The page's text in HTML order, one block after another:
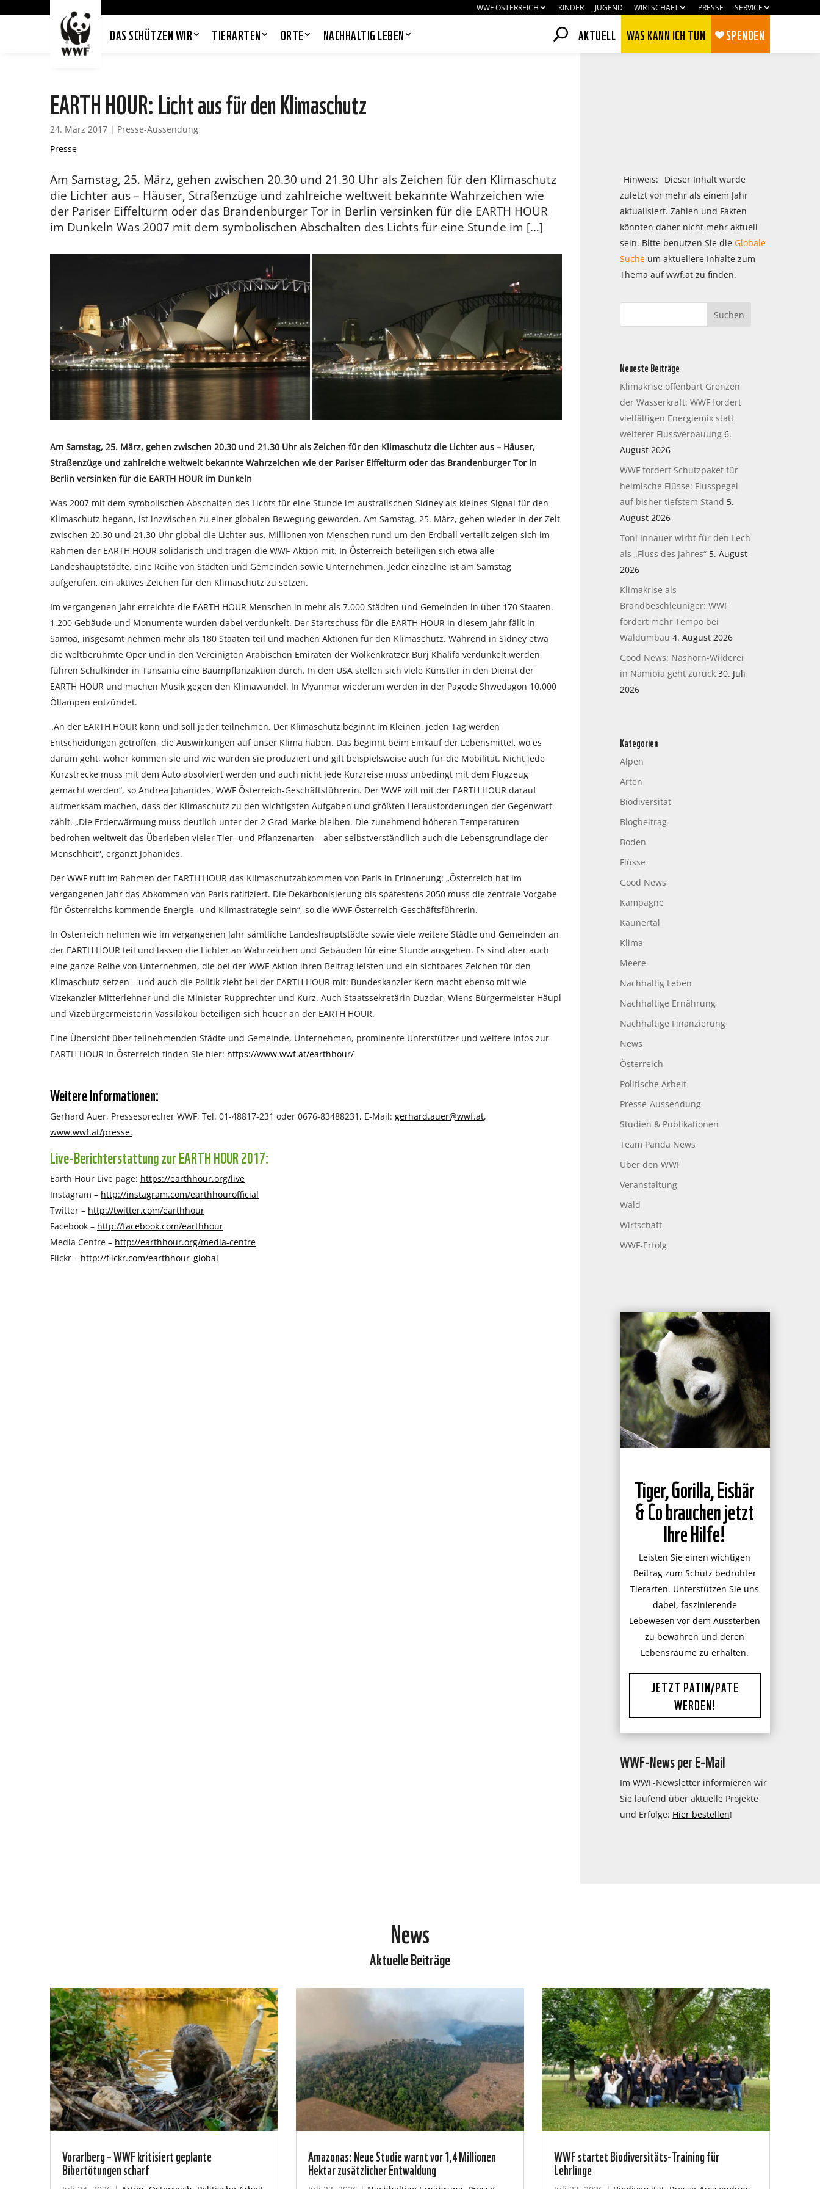
WWF ÖSTERREICH KINDER JUGEND WIRTSCHAFT PRESSE SERVICE
DAS SCHÜTZEN WIR TIERARTEN ORTE NACHHALTIG LEBEN AKTUELL WAS KANN ICH TUN SPENDEN
EARTH HOUR: Licht aus für den Klimaschutz
24. März 2017 | Presse-Aussendung
Presse
Am Samstag, 25. März, gehen zwischen 20.30 und 21.30 Uhr als Zeichen für den Klimaschutz
die Lichter aus – Häuser, Straßenzüge und zahlreiche weltweit bekannte Wahrzeichen wie
der Pariser Eiffelturm oder das Brandenburger Tor in Berlin versinken für die EARTH HOUR
im Dunkeln Was 2007 mit dem symbolischen Abschalten des Lichts für eine Stunde im […]
Am Samstag, 25. März, gehen zwischen 20.30 und 21.30 Uhr als Zeichen für den Klimaschutz die Lichter aus – Häuser,
Straßenzüge und zahlreiche weltweit bekannte Wahrzeichen wie der Pariser Eiffelturm oder das Brandenburger Tor in
Berlin versinken für die EARTH HOUR im Dunkeln
Was 2007 mit dem symbolischen Abschalten des Lichts für eine Stunde im australischen Sidney als kleines Signal für den
Klimaschutz begann, ist inzwischen zu einer globalen Bewegung geworden. Am Samstag, 25. März, gehen wieder in der Zeit
zwischen 20.30 und 21.30 Uhr global die Lichter aus. Millionen von Menschen rund um den Erdball verteilt zeigen sich im
Rahmen der EARTH HOUR solidarisch und tragen die WWF-Aktion mit. In Österreich beteiligen sich etwa alle
Landeshauptstädte, eine Reihe von Städten und Gemeinden sowie Unternehmen. Jeder einzelne ist am Samstag
aufgerufen, ein aktives Zeichen für den Klimaschutz zu setzen.
Im vergangenen Jahr erreichte die EARTH HOUR Menschen in mehr als 7.000 Städten und Gemeinden in über 170 Staaten.
1.200 Gebäude und Monumente wurden dabei verdunkelt. Der Startschuss für die EARTH HOUR in diesem Jahr fällt in
Samoa, insgesamt nehmen mehr als 180 Staaten teil und machen Aktionen für den Klimaschutz. Während in Sidney etwa
die weltberühmte Oper und in den Vereinigten Arabischen Emiraten der Wolkenkratzer Burj Khalifa verdunkelt werden,
führen Schulkinder in Tansania eine Baumpflanzaktion durch. In den USA stellen sich viele Künstler in den Dienst der
EARTH HOUR und machen Musik gegen den Klimawandel. In Myanmar wiederum werden in der Pagode Shwedagon 10.000
Öllampen entzündet.
„An der EARTH HOUR kann und soll jeder teilnehmen. Der Klimaschutz beginnt im Kleinen, jeden Tag werden
Entscheidungen getroffen, die Auswirkungen auf unser Klima haben. Das beginnt beim Einkauf der Lebensmittel, wo es
darum geht, woher kommen sie und wie wurden sie produziert und gilt beispielsweise auch für die Mobilität. Nicht jede
Kurzstrecke muss mit dem Auto absolviert werden und auch nicht jede Kurzreise muss unbedingt mit dem Flugzeug
gemacht werden“, so Andrea Johanides, WWF Österreich-Geschäftsführerin. Der WWF will mit der EARTH HOUR darauf
aufmerksam machen, dass der Klimaschutz zu den wichtigsten Aufgaben und größten Herausforderungen der Gegenwart
zählt. „Die Erderwärmung muss deutlich unter der 2 Grad-Marke bleiben. Die zunehmend höheren Temperaturen
bedrohen weltweit das Überleben vieler Tier- und Pflanzenarten – aber selbstverständlich auch die Lebensgrundlage der
Menschheit“, ergänzt Johanides.
Der WWF ruft im Rahmen der EARTH HOUR das Klimaschutzabkommen von Paris in Erinnerung: „Österreich hat im
vergangenen Jahr das Abkommen von Paris ratifiziert. Die Dekarbonisierung bis spätestens 2050 muss die zentrale Vorgabe
für Österreichs kommende Energie- und Klimastrategie sein“, so die WWF Österreich-Geschäftsführerin.
In Österreich nehmen wie im vergangenen Jahr sämtliche Landeshauptstädte sowie viele weitere Städte und Gemeinden an
der EARTH HOUR teil und lassen die Lichter an Wahrzeichen und Gebäuden für eine Stunde ausgehen. Es sind aber auch
eine ganze Reihe von Unternehmen, die bei der WWF-Aktion ihren Beitrag leisten und ein sichtbares Zeichen für den
Klimaschutz setzen – und auch die Politik zieht bei der EARTH HOUR mit: Bundeskanzler Kern macht ebenso mit wie
Vizekanzler Mitterlehner und die Minister Rupprechter und Kurz. Auch Staatssekretärin Duzdar, Wiens Bürgermeister Häupl
und Vizebürgermeisterin Vassilakou beteiligen sich heuer an der EARTH HOUR.
Eine Übersicht über teilnehmenden Städte und Gemeinde, Unternehmen, prominente Unterstützer und weitere Infos zur
EARTH HOUR in Österreich finden Sie hier: https://www.wwf.at/earthhour/
Weitere Informationen:
Gerhard Auer, Pressesprecher WWF, Tel. 01-48817-231 oder 0676-83488231, E-Mail: gerhard.auer@wwf.at,
www.wwf.at/presse.
Live-Berichterstattung zur EARTH HOUR 2017:
Earth Hour Live page: https://earthhour.org/live
Instagram – http://instagram.com/earthhourofficial
Twitter – http://twitter.com/earthhour
Facebook – http://facebook.com/earthhour
Media Centre – http://earthhour.org/media-centre
Flickr – http://flickr.com/earthhour_global
Hinweis:
Dieser Inhalt wurde
zuletzt vor mehr als einem Jahr
aktualisiert. Zahlen und Fakten
könnten daher nicht mehr aktuell
sein. Bitte benutzen Sie die Globale
Sucheum aktuellere Inhalte zum
Thema auf wwf.at zu finden.
Neueste Beiträge
Klimakrise offenbart Grenzen
der Wasserkraft: WWF fordert
vielfältigen Energiemix statt
weiterer Flussverbauung 6.
August 2026
WWF fordert Schutzpaket für
heimische Flüsse: Flusspegel
auf bisher tiefstem Stand 5.
August 2026
Toni Innauer wirbt für den Lech
als „Fluss des Jahres“ 5. August
2026
Klimakrise als
Brandbeschleuniger: WWF
fordert mehr Tempo bei
Waldumbau 4. August 2026
Good News: Nashorn-Wilderei
in Namibia geht zurück 30. Juli
2026
Kategorien
Alpen
Arten
Biodiversität
Blogbeitrag
Boden
Flüsse
Good News
Kampagne
Kaunertal
Klima
Meere
Nachhaltig Leben
Nachhaltige Ernährung
Nachhaltige Finanzierung
News
Österreich
Politische Arbeit
Presse-Aussendung
Studien & Publikationen
Team Panda News
Über den WWF
Veranstaltung
Wald
Wirtschaft
WWF-Erfolg
Tiger, Gorilla, Eisbär
& Co brauchen jetzt
Ihre Hilfe!
Leisten Sie einen wichtigen
Beitrag zum Schutz bedrohter
Tierarten. Unterstützen Sie uns
dabei, faszinierende
Lebewesen vor dem Aussterben
zu bewahren und deren
Lebensräume zu erhalten.
JETZT PATIN/PATE
WERDEN!
WWF-News per E-Mail
Im WWF-Newsletter informieren wir
Sie laufend über aktuelle Projekte
und Erfolge: Hier bestellen!
News
Aktuelle Beiträge
Vorarlberg – WWF kritisiert geplante
Bibertötungen scharf
Amazonas: Neue Studie warnt vor 1,4 Millionen
Hektar zusätzlicher Entwaldung
WWF startet Biodiversitäts-Training für
Lehrlinge
uns eine Analyse der Zugriffe auf die
Website. Infos dazu findest du in unserer
Datenschutzerklärung. Unter
Einstellungen kannst du verwalten,
welche Art von Cookies gesetzt werden.
Deine Auswahl kannst du über den
Website jederzeit widerrufen.
Ablehnen